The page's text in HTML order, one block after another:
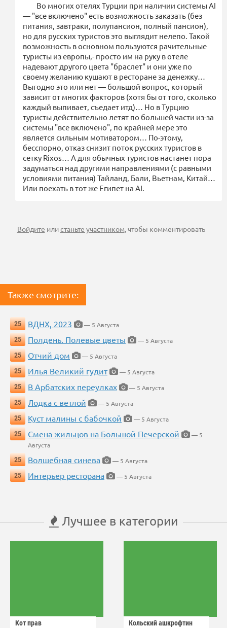
Во многих отелях Турции при наличии системы AI
— "все включено" есть возможность заказать (без
питания, завтраки, полупансион, полный пансион),
но для русских туристов это выглядит нелепо. Такой
возможность в основном пользуются рачительные
туристы из европы,- просто им на руку в отеле
надевают другого цвета "браслет" и они уже по
своему желанию кушают в ресторане за денежку…
Выгодно это или нет — большой вопрос, который
зависит от многих факторов (хотя бы от того, сколько
каждый выпивает, съедает итд)… Но в Турцию
туристы действительно летят по большей части из-за
системы "все включено", по крайней мере это
является сильным мотиватором… По-этому,
бесспорно, отказ снизит поток русских туристов в
сетку Rixos… А для обычных туристов настанет пора
задуматься над другими направлениями (с равными
условиями питания) Тайланд, Бали, Вьетнам, Китай…
Или поехать в тот же Египет на AI.
Войдите илистаньте участником, чтобы комментировать
Также смотрите:
25 ВДНХ, 2023
— 5 Августа
25
Полдень. Полевые цветы
— 5 Августа
25
Отчий дом
— 5 Августа
25
Илья Великий гудит
— 5 Августа
25
В Арбатских переулках
— 5 Августа
25
Лодка с ветлой
— 5 Августа
25
Куст малины с бабочкой
— 5 Августа
25
Смена жильцов на Большой Печерской
— 5
Августа
25
Волшебная синева
— 5 Августа
25
Интерьер ресторана — 5 Августа
Лучшее в категории
Кот прав Кольский ашкрофтин